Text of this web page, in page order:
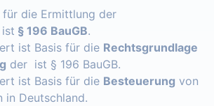
für die Ermittlung der
§ 196 BauGB.
ist Basis für die Rechtsgrundlage
der ist § 196 BauGB.
ist Basis für die Besteuerung von
in Deutschland.